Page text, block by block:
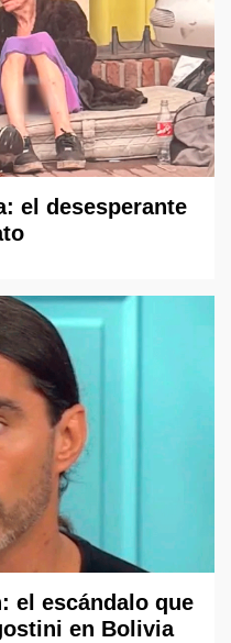
el desesperante
el escándalo que
en Bolivia